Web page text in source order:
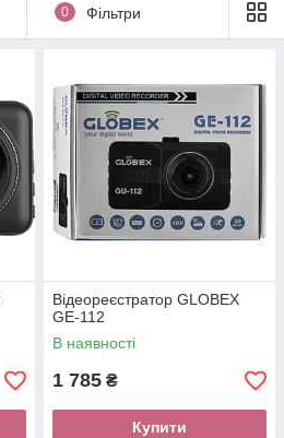
0 Фільтри
Відеореєстратор GLOBEX
GE-112
В наявності
1 785 ₴
Купити